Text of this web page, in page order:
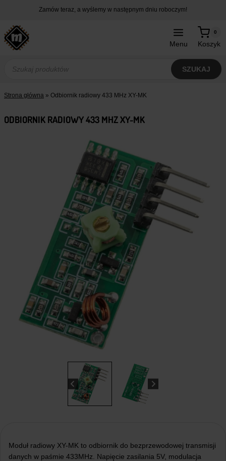
treści
Zamów teraz, a wyślemy w następnym dniu roboczym!
Menu Koszyk
0
produktów
SZUKAJ
Strona główna » Odbiornik radiowy 433 MHz XY-MK
ODBIORNIK RADIOWY 433 MHZ XY-MK
Moduł radiowy XY-MK to odbiornik do bezprzewodowej transmisji
danych w paśmie 433MHz. Napięcie zasilania 5V, modulacja